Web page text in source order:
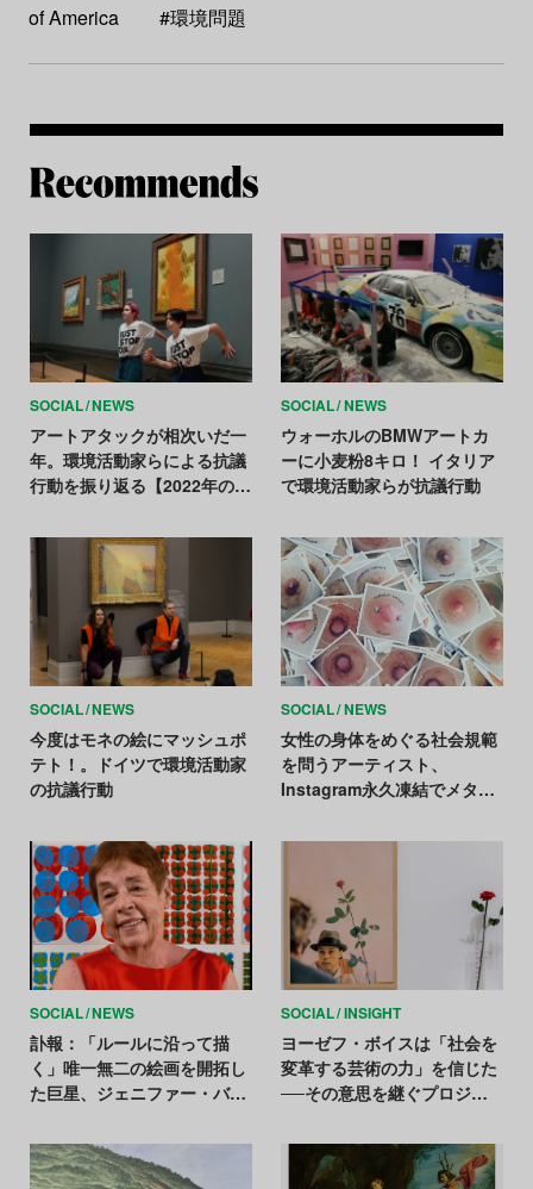
of America
#環境問題
SOCIAL NEWS
アートアタックが相次いだ一
年。環境活動家らによる抗議
行動を振り返る【2022年のア
SOCIAL NEWS
ウォーホルのBMWアートカ
ーに小麦粉8キロ！ イタリア
で環境活動家らが抗議行動
SOCIAL NEWS
今度はモネの絵にマッシュポ
テト！。ドイツで環境活動家
の抗議行動
SOCIAL NEWS
女性の身体をめぐる社会規範
を問うアーティスト、
Instagram永久凍結でメタに
SOCIAL NEWS
訃報：「ルールに沿って描
く」唯一無二の絵画を開拓し
た巨星、ジェニファー・バー
井画を残す
SOCIAL INSIGHT
ヨーゼフ・ボイスは「社会を
変革する芸術の力」を信じた
──その意思を継ぐプロジェ